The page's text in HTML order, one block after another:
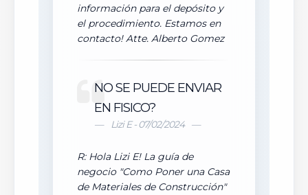
información para el depósito y
el procedimiento. Estamos en
contacto! Atte. Alberto Gomez
NO SE PUEDE ENVIAR
EN FISICO?
Lizi E - 07/02/2024
R: Hola Lizi E! La guía de
negocio "Como Poner una Casa
de Materiales de Construcción"